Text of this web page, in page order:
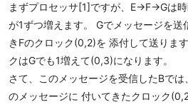
まずプロセッサ[1]ですが、E->F->Gは
が1ずつ増えます。 Gでメッセージを送
きFのクロック(0,2)を 添付して送りま
クはGでも1増えて(0,3)になります。
さて、このメッセージを受信したBで
のメッセージに 付いてきたクロック